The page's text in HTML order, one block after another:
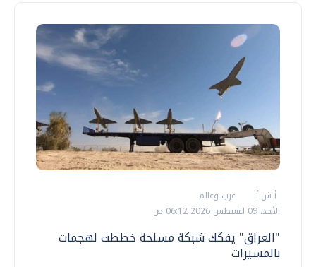
أ ش أ
عرب وعالم
الأحد، 09 اغسطس 2026 06:12 ص
"العراق" يفكك شبكة مسلحة خططت لهجمات
بالمسيرات